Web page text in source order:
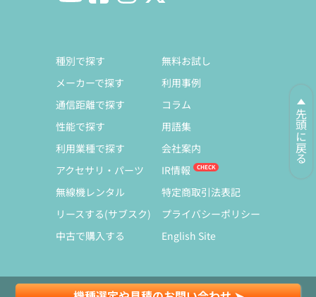
先頭に戻る
種別で探す
メーカーで探す
通信距離で探す
性能で探す
利用業種で探す
アクセサリ・パーツ
無線機レンタル
リースする(サブスク)
中古で購入する
無料お試し
利用事例
コラム
用語集
会社案内
IR情報
特定商取引法表記
プライバシーポリシー
English Site